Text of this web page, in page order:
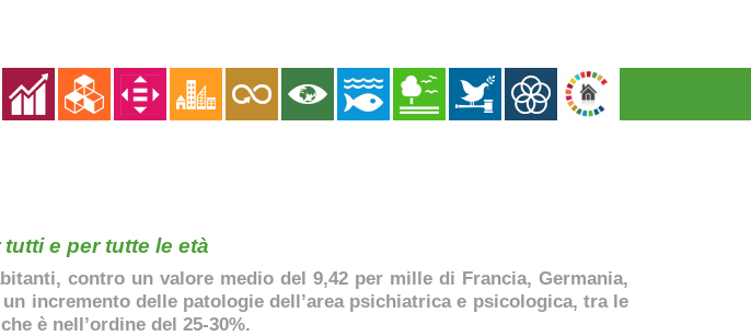
e per tutte le età
contro un valore medio del 9,42 per mille di Francia, Germania,
incremento delle patologie dell’area psichiatrica e psicologica, tra le
è nell’ordine del 25-30%.